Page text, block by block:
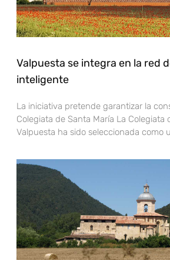
Valpuesta se integra en la red
inteligente
La iniciativa pretende garantizar la
Colegiata de Santa María La Colegiata
Valpuesta ha sido seleccionada como